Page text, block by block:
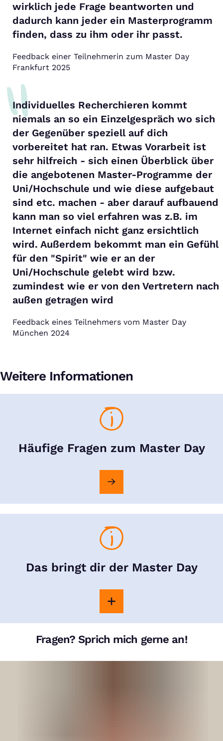
wirklich jede Frage beantworten und
dadurch kann jeder ein Masterprogramm
finden, dass zu ihm oder ihr passt.
Feedback einer Teilnehmerin zum Master Day
Frankfurt 2025
Individuelles Recherchieren kommt
niemals an so ein Einzelgespräch wo sich
der Gegenüber speziell auf dich
vorbereitet hat ran. Etwas Vorarbeit ist
sehr hilfreich - sich einen Überblick über
die angebotenen Master-Programme der
Uni/Hochschule und wie diese aufgebaut
sind etc. machen - aber darauf aufbauend
kann man so viel erfahren was z.B. im
Internet einfach nicht ganz ersichtlich
wird. Außerdem bekommt man ein Gefühl
für den "Spirit" wie er an der
Uni/Hochschule gelebt wird bzw.
zumindest wie er von den Vertretern nach
außen getragen wird
Feedback eines Teilnehmers vom Master Day
München 2024
Weitere Informationen
Häufige Fragen zum Master Day
Das bringt dir der Master Day
Fragen? Sprich mich gerne an!